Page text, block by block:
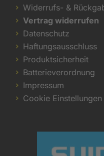
Widerrufs- &
Vertrag widerrufen
Datenschutz
Haftungsausschluss
Produktsicherheit
Batterieverordnung
Impressum
Cookie Einstellungen